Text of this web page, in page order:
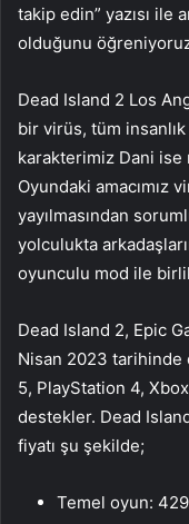
takip edin” yazısı ile
olduğunu
Dead Island 2 Los
bir virüs, tüm
karakterimiz Dani ise
Oyundaki amacımız
yayılmasından
yolculukta
oyunculu mod ile
Dead Island 2, Epic
Nisan 2023 tarihinde
5, PlayStation 4,
destekler. Dead
fiyatı şu şekilde;
Temel oyun: